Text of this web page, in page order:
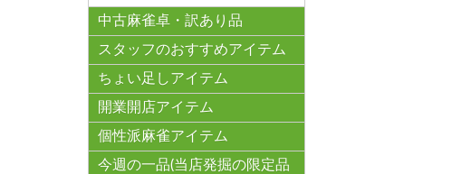
中古麻雀卓・訳あり品
スタッフのおすすめアイテム
ちょい足しアイテム
開業開店アイテム
個性派麻雀アイテム
今週の一品(当店発掘の限定品